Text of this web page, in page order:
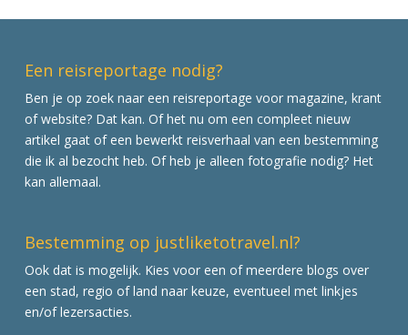
Een reisreportage nodig?
Ben je op zoek naar een reisreportage voor magazine, krant
of website? Dat kan. Of het nu om een compleet nieuw
artikel gaat of een bewerkt reisverhaal van een bestemming
die ik al bezocht heb. Of heb je alleen fotografie nodig? Het
kan allemaal.
Bestemming op justliketotravel.nl?
Ook dat is mogelijk. Kies voor een of meerdere blogs over
een stad, regio of land naar keuze, eventueel met linkjes
en/of lezersacties.